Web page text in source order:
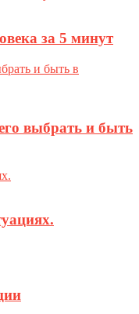
за 5 минут
выбрать и быть